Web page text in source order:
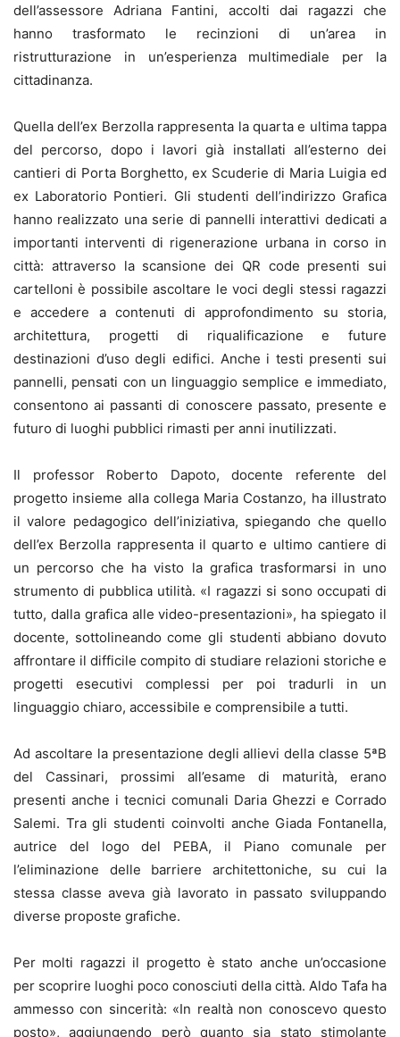
dell’assessore Adriana Fantini, accolti dai ragazzi che
hanno trasformato le recinzioni di un’area in
ristrutturazione in un’esperienza multimediale per la
cittadinanza.
Quella dell’ex Berzolla rappresenta la quarta e ultima tappa
del percorso, dopo i lavori già installati all’esterno dei
cantieri di Porta Borghetto, ex Scuderie di Maria Luigia ed
ex Laboratorio Pontieri. Gli studenti dell’indirizzo Grafica
hanno realizzato una serie di pannelli interattivi dedicati a
importanti interventi di rigenerazione urbana in corso in
città: attraverso la scansione dei QR code presenti sui
cartelloni è possibile ascoltare le voci degli stessi ragazzi
e accedere a contenuti di approfondimento su storia,
architettura, progetti di riqualificazione e future
destinazioni d’uso degli edifici. Anche i testi presenti sui
pannelli, pensati con un linguaggio semplice e immediato,
consentono ai passanti di conoscere passato, presente e
futuro di luoghi pubblici rimasti per anni inutilizzati.
Il professor Roberto Dapoto, docente referente del
progetto insieme alla collega Maria Costanzo, ha illustrato
il valore pedagogico dell’iniziativa, spiegando che quello
dell’ex Berzolla rappresenta il quarto e ultimo cantiere di
un percorso che ha visto la grafica trasformarsi in uno
strumento di pubblica utilità. «I ragazzi si sono occupati di
tutto, dalla grafica alle video-presentazioni», ha spiegato il
docente, sottolineando come gli studenti abbiano dovuto
affrontare il difficile compito di studiare relazioni storiche e
progetti esecutivi complessi per poi tradurli in un
linguaggio chiaro, accessibile e comprensibile a tutti.
Ad ascoltare la presentazione degli allievi della classe 5ªB
del Cassinari, prossimi all’esame di maturità, erano
presenti anche i tecnici comunali Daria Ghezzi e Corrado
Salemi. Tra gli studenti coinvolti anche Giada Fontanella,
autrice del logo del PEBA, il Piano comunale per
l’eliminazione delle barriere architettoniche, su cui la
stessa classe aveva già lavorato in passato sviluppando
diverse proposte grafiche.
Per molti ragazzi il progetto è stato anche un’occasione
per scoprire luoghi poco conosciuti della città. Aldo Tafa ha
ammesso con sincerità: «In realtà non conoscevo questo
posto», aggiungendo però quanto sia stato stimolante